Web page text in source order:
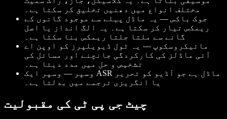
مختلف انواع میں دھنیں تخلیق کر سکتا ہے۔
جوک باکس — یہ ماڈل پہلے سے موجود گانوں کے
ریمکس تیار کر سکتا ہے۔ یہ الگ انداز یا اصل
گانے سے ملتا جلتا ریمکس بنا سکتا ہے۔
مائیکروسکوپ — یہ ٹول ڈیویلپرز کو اوپن اے
آئی ماڈلز کی کارکردگی جانچنے اور مسائل کی
تشخیص و حل میں مدد دیتا ہے۔
وسپر — وسپر ایک ASR ماڈل ہے جو آڈیو کو تحریر
یا انگریزی ترجمے میں بدلتا ہے۔
چیٹ جی پی ٹی کی مقبولیت